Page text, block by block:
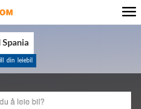
din leiebil
